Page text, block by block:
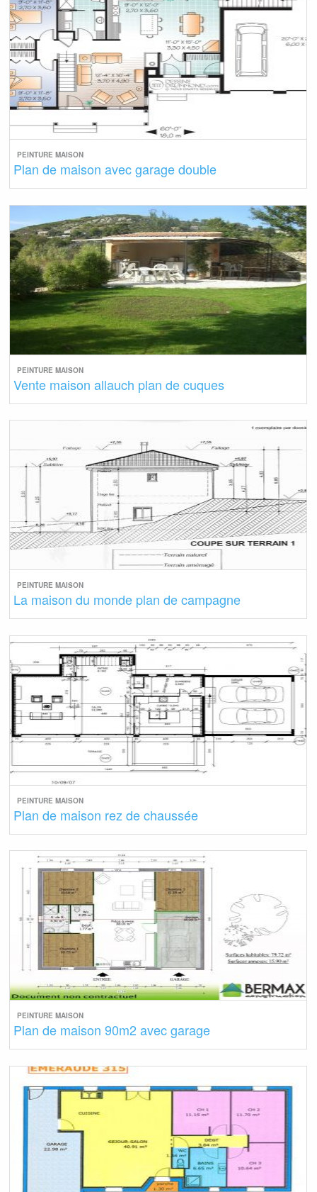
PEINTURE MAISON
Plan de maison avec garage double
PEINTURE MAISON
Vente maison allauch plan de cuques
PEINTURE MAISON
La maison du monde plan de campagne
PEINTURE MAISON
Plan de maison rez de chaussée
PEINTURE MAISON
Plan de maison 90m2 avec garage